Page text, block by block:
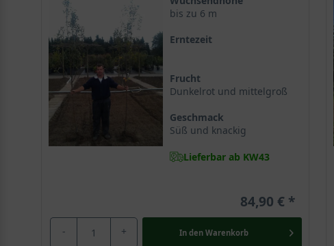
bis zu 6 m
Erntezeit
Frucht
Dunkelrot und mittelgroß
Geschmack
Süß und knackig
Lieferbar ab KW43
84,90 €
- + In den Warenkorb